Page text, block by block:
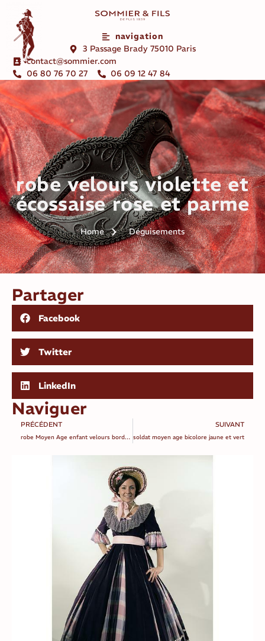
navigation
3 Passage Brady 75010 Paris
contact@sommier.com
06 80 76 70 27
06 09 12 47 84
robe velours violette et
écossaise rose et parme
Home Déguisements
Partager
Facebook
Twitter
LinkedIn
Naviguer
PRÉCÉDENT
robe Moyen Age enfant velours bordeaux
SUIVANT
soldat moyen age bicolore jaune et vert